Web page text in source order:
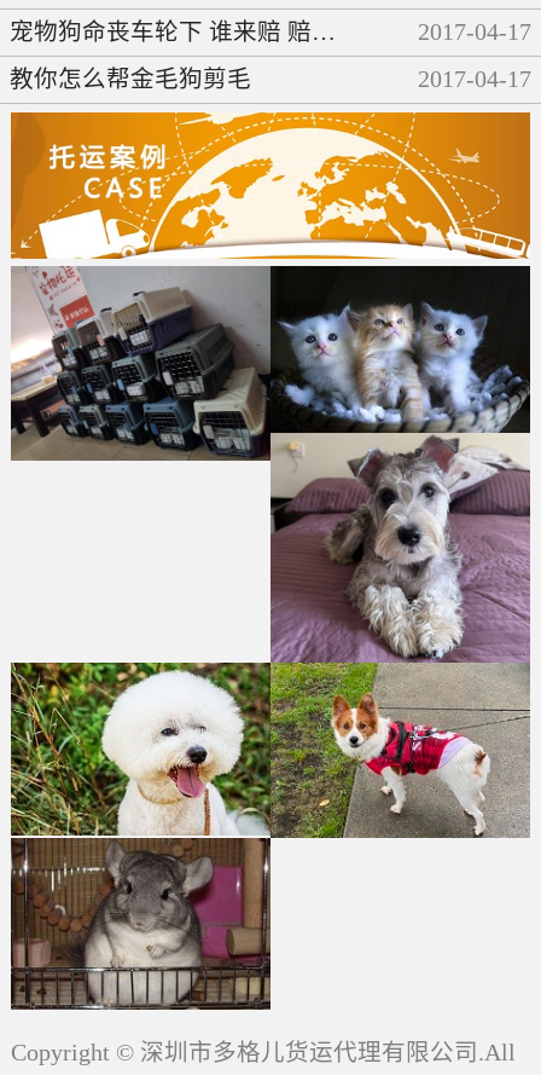
宠物狗命丧车轮下 谁来赔 赔多少
2017-04-17
教你怎么帮金毛狗剪毛
2017-04-17
Copyright © 深圳市多格儿货运代理有限公司.All